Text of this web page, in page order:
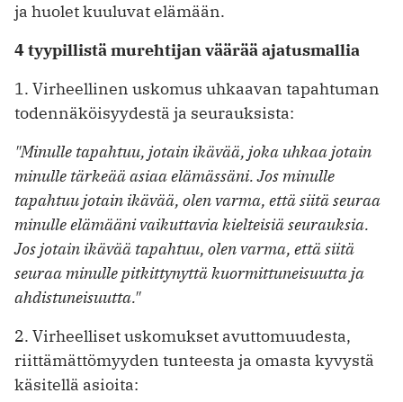
ja huolet kuuluvat elämään.
4 tyypillistä murehtijan väärää ajatusmallia
1. Virheellinen uskomus uhkaavan tapahtuman
todennäköisyydestä ja seurauksista:
"Minulle tapahtuu, jotain ikävää, joka uhkaa jotain
minulle tärkeää asiaa elämässäni. Jos minulle
tapahtuu jotain ikävää, olen varma, että siitä seuraa
minulle elämääni vaikuttavia kielteisiä seurauksia.
Jos jotain ikävää tapahtuu, olen varma, että siitä
seuraa minulle pitkittynyttä kuormittuneisuutta ja
ahdistuneisuutta."
2. Virheelliset uskomukset avuttomuudesta,
riittämättömyyden tunteesta ja omasta kyvystä
käsitellä asioita: